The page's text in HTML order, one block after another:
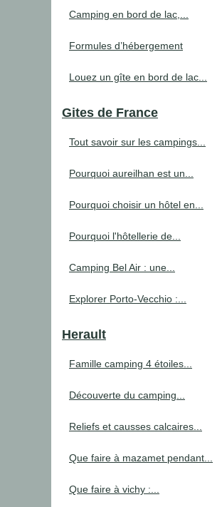
Camping en bord de lac,...
Formules d’hébergement
Louez un gîte en bord de lac...
Gites de France
Tout savoir sur les campings...
Pourquoi aureilhan est un...
Pourquoi choisir un hôtel en...
Pourquoi l'hôtellerie de...
Camping Bel Air : une...
Explorer Porto-Vecchio :...
Herault
Famille camping 4 étoiles...
Découverte du camping...
Reliefs et causses calcaires...
Que faire à mazamet pendant...
Que faire à vichy :...